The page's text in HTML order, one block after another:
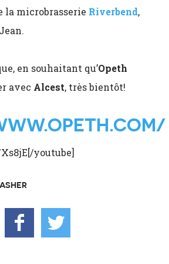
la microbrasserie Riverbend,
en souhaitant qu’Opeth
avec Alcest, très bientôt!
youtube]